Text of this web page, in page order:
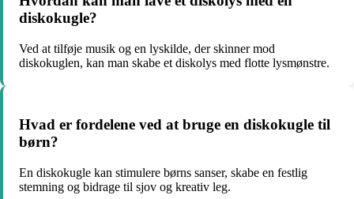
diskokugle?
Ved at tilføje musik og en lyskilde, der skinner mod
diskokuglen, kan man skabe et diskolys med flotte lysmønstre.
Hvad er fordelene ved at bruge en diskokugle til
børn?
En diskokugle kan stimulere børns sanser, skabe en festlig
stemning og bidrage til sjov og kreativ leg.